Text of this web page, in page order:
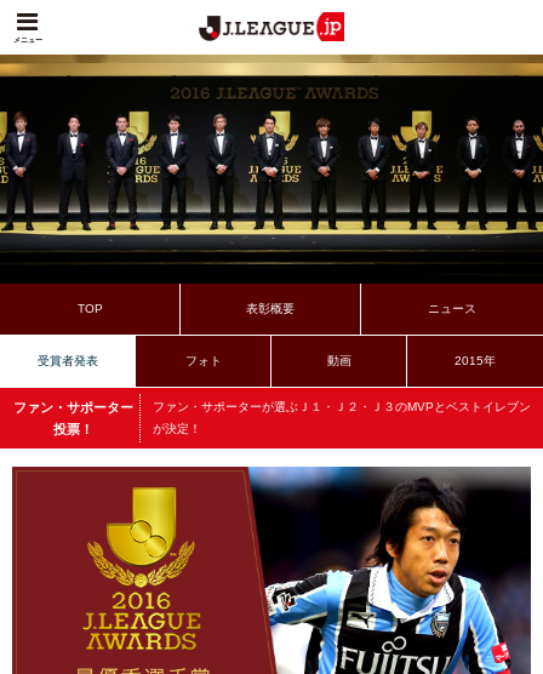
メニュー
TOP 表彰概要 ニュース
受賞者発表 フォト 動画 2015年
ファン・サポーター
投票！
ファン・サポーターが選ぶＪ１・Ｊ２・Ｊ３のMVPとベストイレブン
が決定！